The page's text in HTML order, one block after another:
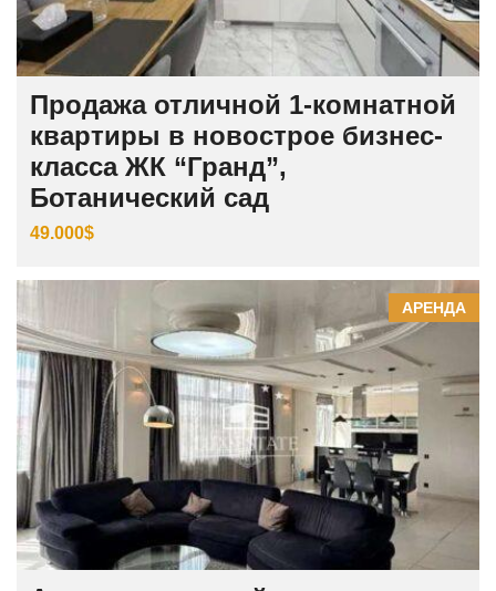
Продажа отличной 1-комнатной
квартиры в новострое бизнес-
класса ЖК “Гранд”,
Ботанический сад
49.000$
АРЕНДА